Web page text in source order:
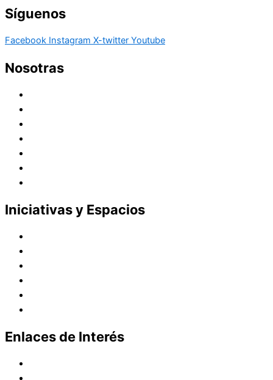
Síguenos
Facebook Instagram X-twitter Youtube
Nosotras
Iniciativas y Espacios
Enlaces de Interés